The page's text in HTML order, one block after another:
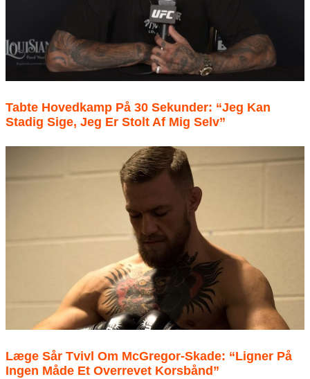
Tabte Hovedkamp På 30 Sekunder: “Jeg Kan
Stadig Sige, Jeg Er Stolt Af Mig Selv”
Læge Sår Tvivl Om McGregor-Skade: “Ligner På
Ingen Måde Et Overrevet Korsbånd”